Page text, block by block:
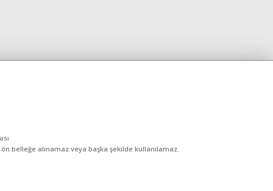
belleğe alınamaz veya başka şekilde kullanılamaz.